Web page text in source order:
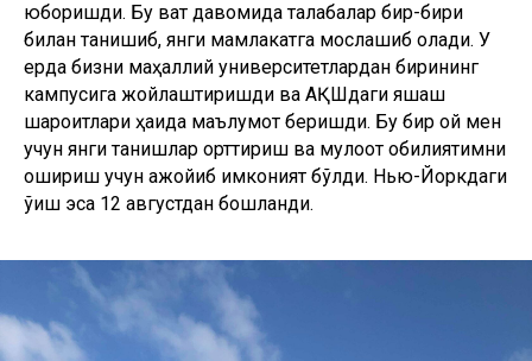
юборишди. Бу вақт давомида талабалар бир-бири
билан танишиб, янги мамлакатга мослашиб олади. У
ерда бизни маҳаллий университетлардан бирининг
кампусига жойлаштиришди ва АҚШдаги яшаш
шароитлари ҳақида маълумот беришди. Бу бир ой мен
учун янги танишлар орттириш ва мулоқот қобилиятимни
ошириш учун ажойиб имконият бўлди. Нью-Йоркдаги
ўқиш эса 12 августдан бошланди.